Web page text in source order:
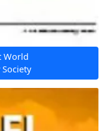
World